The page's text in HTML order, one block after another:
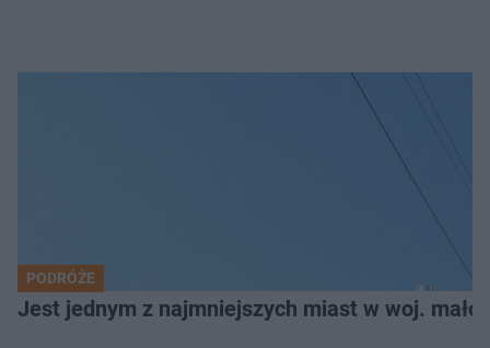
PODRÓŻE
Jest jednym z najmniejszych miast w woj.